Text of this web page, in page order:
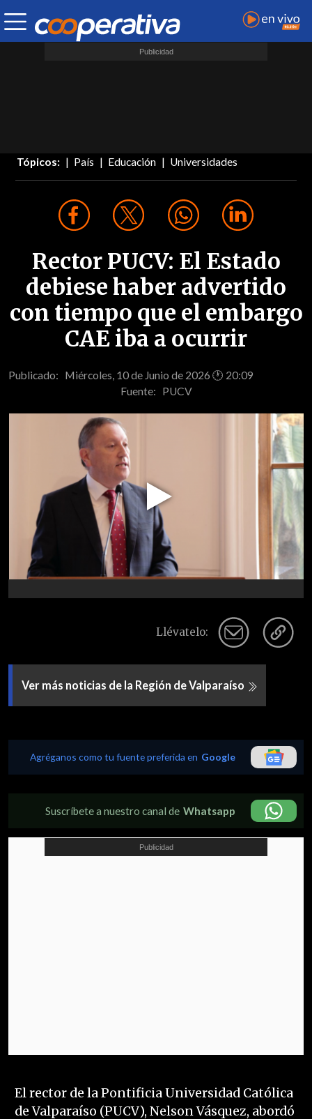
Tópicos: País Educación Universidades
Rector PUCV: El Estado
debiese haber advertido
con tiempo que el embargo
CAE iba a ocurrir
Publicado: Miércoles, 10 de Junio de 2026 🕐 20:09
Fuente: PUCV
Play
Video
Llévatelo:
Ver más noticias de la Región de Valparaíso
Agréganos como tu fuente preferida en Google
Suscríbete a nuestro canal de Whatsapp
El rector de la Pontificia Universidad Católica
de Valparaíso (PUCV), Nelson Vásquez, abordó